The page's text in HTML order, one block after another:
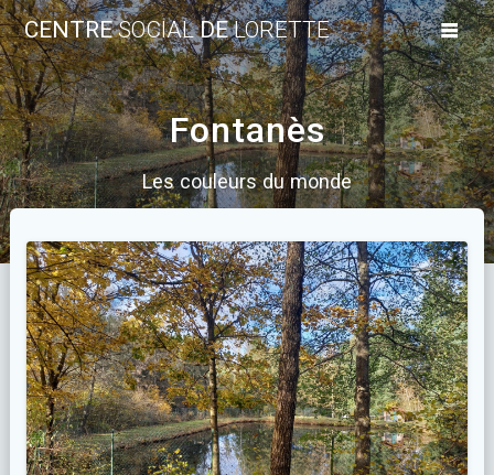
Skip
to
content
CENTRESOCIALDELORETTE
Fontanès
Les couleurs du monde